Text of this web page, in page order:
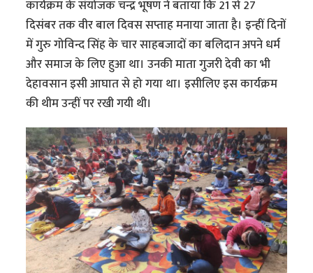
कार्यक्रम के संयोजक चन्द्र भूषण ने बताया कि 21 से 27
दिसंबर तक वीर बाल दिवस सप्ताह मनाया जाता है। इन्हीं दिनों
में गुरु गोविन्द सिंह के चार साहबजादों का बलिदान अपने धर्म
और समाज के लिए हुआ था। उनकी माता गुजरी देवी का भी
देहावसान इसी आघात से हो गया था। इसीलिए इस कार्यक्रम
की थीम उन्हीं पर रखी गयी थी।